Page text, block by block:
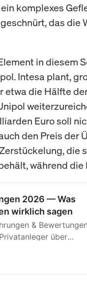
komplexes
das die
in diesem
Intesa plant,
etwa die Hälfte
Euro soll
den Preis der
die
während
2026 — Was
wirklich sagen
&
über